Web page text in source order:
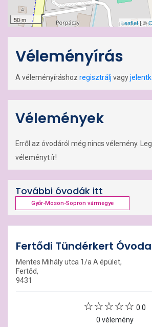
50 m Leaflet| ©
Véleményírás
A véleményíráshoz regisztrálj vagy
Vélemények
Erről az óvodáról még nincs vélemény.
véleményt ír!
További óvodák itt
Győr-Moson-Sopron vármegye
Fertődi Tündérkert
Mentes Mihály utca 1/a A épület,
Fertőd,
9431
0.0
0 vélemény